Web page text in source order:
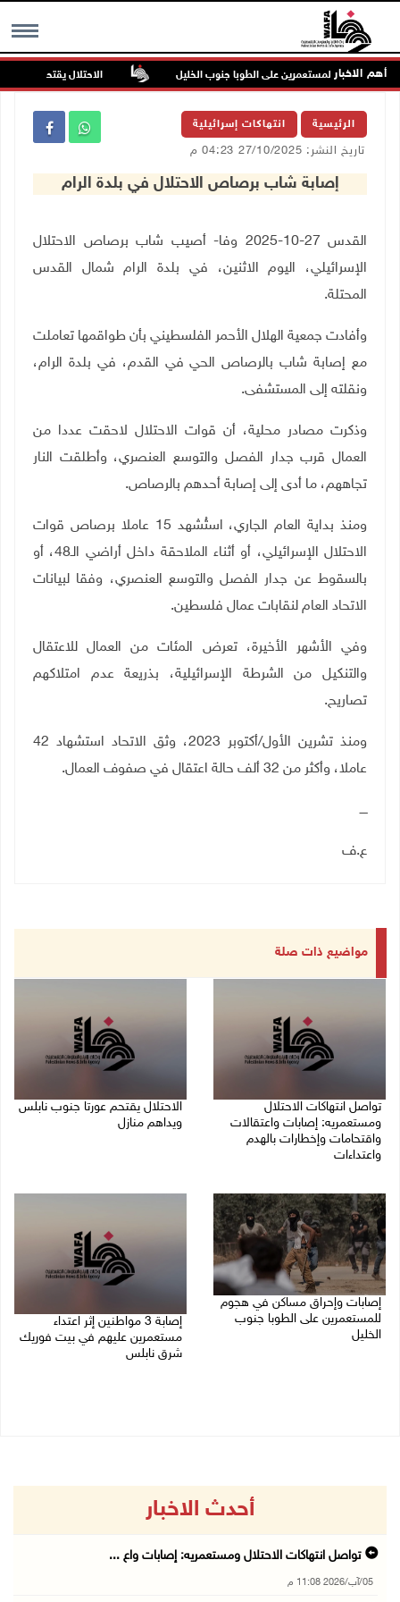
MENU أهم الاخبار
في هجوم للمستعمرين على الطوبا جنوب الخليل الاحتلال يقتحم عورتا
الرئيسية انتهاكات إسرائيلية
تاريخ النشر: 27/10/2025 04:23 م
إصابة شاب برصاص الاحتلال في بلدة الرام
القدس 27-10-2025 وفا- أصيب شاب برصاص الاحتلال
الإسرائيلي، اليوم الاثنين، في بلدة الرام شمال القدس
المحتلة.
وأفادت جمعية الهلال الأحمر الفلسطيني بأن طواقمها تعاملت
مع إصابة شاب بالرصاص الحي في القدم، في بلدة الرام،
ونقلته إلى المستشفى.
وذكرت مصادر محلية، أن قوات الاحتلال لاحقت عددا من
العمال قرب جدار الفصل والتوسع العنصري، وأطلقت النار
تجاههم، ما أدى إلى إصابة أحدهم بالرصاص.
ومنذ بداية العام الجاري، استُشهد 15 عاملا برصاص قوات
الاحتلال الإسرائيلي، أو أثناء الملاحقة داخل أراضي الـ48، أو
بالسقوط عن جدار الفصل والتوسع العنصري، وفقا لبيانات
الاتحاد العام لنقابات عمال فلسطين.
وفي الأشهر الأخيرة، تعرض المئات من العمال للاعتقال
والتنكيل من الشرطة الإسرائيلية، بذريعة عدم امتلاكهم
تصاريح.
ومنذ تشرين الأول/أكتوبر 2023، وثق الاتحاد استشهاد 42
عاملا، وأكثر من 32 ألف حالة اعتقال في صفوف العمال.
ــــ
ع.ف
مواضيع ذات صلة
تواصل انتهاكات الاحتلال
ومستعمريه: إصابات واعتقالات
واقتحامات وإخطارات بالهدم
واعتداءات
الاحتلال يقتحم عورتا جنوب نابلس
ويداهم منازل
إصابات وإحراق مساكن في هجوم
للمستعمرين على الطوبا جنوب
الخليل
إصابة 3 مواطنين إثر اعتداء
مستعمرين عليهم في بيت فوريك
شرق نابلس
أحدث الاخبار
تواصل انتهاكات الاحتلال ومستعمريه: إصابات واع ...
05/آب/2026 11:08 م